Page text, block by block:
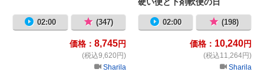
02:00 (347)
価格： 8,745円
(税込9,620円)
Sharila
02:00 (198)
価格： 10,240円
(税込11,264円)
Sharila